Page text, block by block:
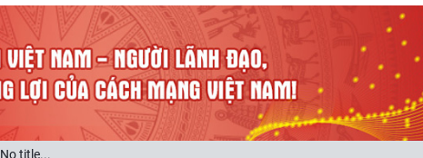
No title...